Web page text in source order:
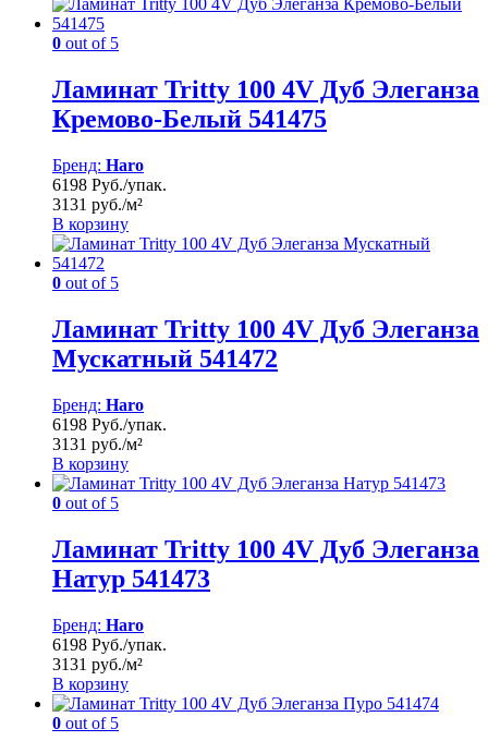
0 out of 5
Ламинат Tritty 100 4V Дуб Элеганза
Кремово-Белый 541475
Бренд: Haro
6198 Руб./упак.
3131 руб./м²
В корзину
0 out of 5
Ламинат Tritty 100 4V Дуб Элеганза
Мускатный 541472
Бренд: Haro
6198 Руб./упак.
3131 руб./м²
В корзину
0 out of 5
Ламинат Tritty 100 4V Дуб Элеганза
Натур 541473
Бренд: Haro
6198 Руб./упак.
3131 руб./м²
В корзину
0 out of 5